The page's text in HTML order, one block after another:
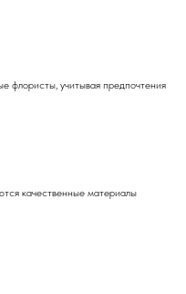
флористы, учитывая предпочтения
качественные материалы